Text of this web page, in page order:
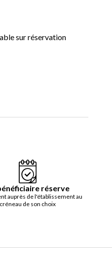
sur réservation
réserve
auprès de l'établissement au
créneau de son choix